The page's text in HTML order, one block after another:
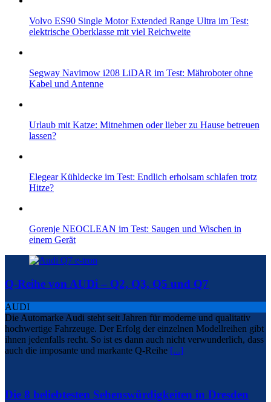
Volvo ES90 Single Motor Extended Range Ultra im Test:
elektrische Oberklasse mit viel Reichweite
Segway Navimow i208 LiDAR im Test: Mähroboter ohne
Kabel und Antenne
Urlaub mit Katze: Mitnehmen oder lieber zu Hause betreuen
lassen?
Elegear Kühldecke im Test: Endlich erholsam schlafen trotz
Hitze?
Gorenje NEOCLEAN im Test: Saugen und Wischen in
einem Gerät
Q-Reihe von AUDi – Q2, Q3, Q5 und Q7
AUDI
Die Automarke Audi steht seit Jahren für moderne und qualitativ
hochwertige Fahrzeuge. Der Erfolg der einzelnen Modellreihen gibt
ihnen jedenfalls recht. So ist es dann auch nicht verwunderlich, dass
auch die imposante und markante Q-Reihe [...]
Die 8 beliebtesten Sehenswürdigkeiten in Dresden